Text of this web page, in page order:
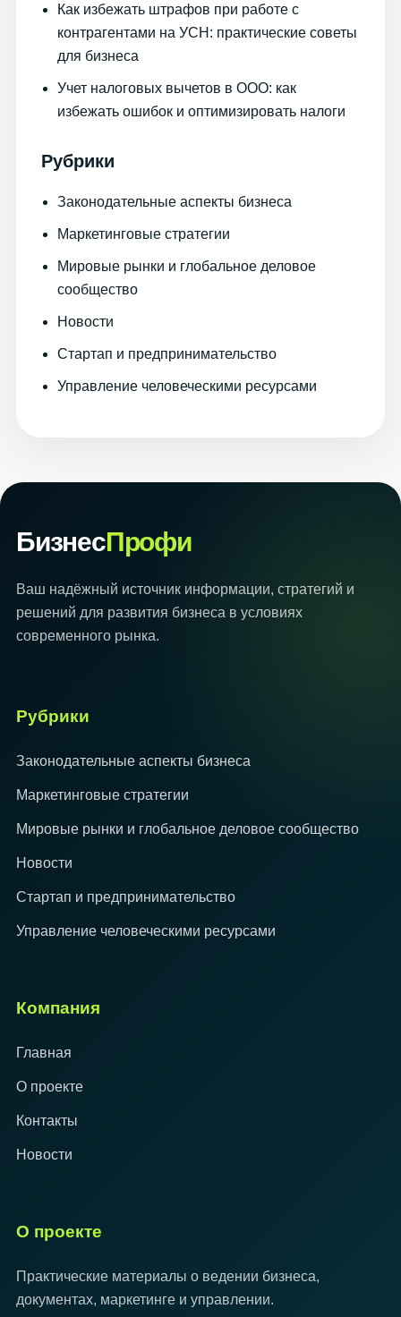
Как избежать штрафов при работе с
контрагентами на УСН: практические советы
для бизнеса
Учет налоговых вычетов в ООО: как
избежать ошибок и оптимизировать налоги
Рубрики
Законодательные аспекты бизнеса
Маркетинговые стратегии
Мировые рынки и глобальное деловое
сообщество
Новости
Стартап и предпринимательство
Управление человеческими ресурсами
БизнесПрофи
Ваш надёжный источник информации, стратегий и
решений для развития бизнеса в условиях
современного рынка.
Рубрики
Законодательные аспекты бизнеса
Маркетинговые стратегии
Мировые рынки и глобальное деловое сообщество
Новости
Стартап и предпринимательство
Управление человеческими ресурсами
Компания
Главная
О проекте
Контакты
Новости
О проекте
Практические материалы о ведении бизнеса,
документах, маркетинге и управлении.